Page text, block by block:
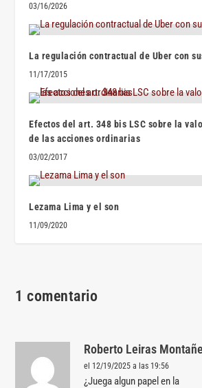
03/16/2026
La regulación contractual de Uber con
11/17/2015
Efectos del art. 348 bis LSC sobre la
de las acciones ordinarias
03/02/2017
Lezama Lima y el son
11/09/2020
1 comentario
Roberto Leiras
el 12/19/2025 a las 19:56
¿Juega algun papel en la